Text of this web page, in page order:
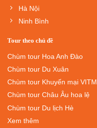
Hà Nội
Ninh Bình
Tour theo chủ đề
Chùm tour Hoa Anh Đào
Chùm tour Du Xuân
Chùm tour Khuyến mại VITM
Chùm tour Châu Âu hoa lệ
Chùm tour Du lịch Hè
Xem thêm